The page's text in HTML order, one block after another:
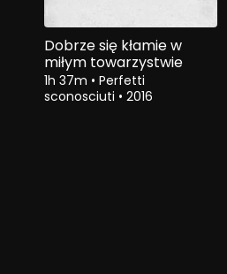
Dobrze się kłamie w
miłym towarzystwie
1h 37m • Perfetti
sconosciuti • 2016